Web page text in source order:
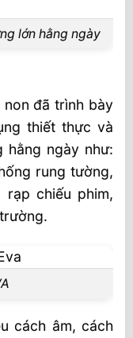
lớn hằng ngày
đã trình bày
thiết thực và
ngày như:
rung tường,
chiếu phim,
cách âm, cách